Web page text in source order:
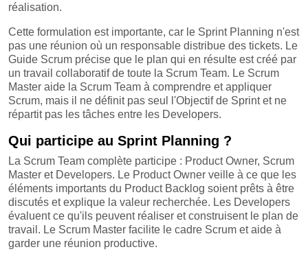
réalisation.
Cette formulation est importante, car le Sprint Planning n'est
pas une réunion où un responsable distribue des tickets. Le
Guide Scrum précise que le plan qui en résulte est créé par
un travail collaboratif de toute la Scrum Team. Le Scrum
Master aide la Scrum Team à comprendre et appliquer
Scrum, mais il ne définit pas seul l'Objectif de Sprint et ne
répartit pas les tâches entre les Developers.
Qui participe au Sprint Planning ?
La Scrum Team complète participe : Product Owner, Scrum
Master et Developers. Le Product Owner veille à ce que les
éléments importants du Product Backlog soient prêts à être
discutés et explique la valeur recherchée. Les Developers
évaluent ce qu'ils peuvent réaliser et construisent le plan de
travail. Le Scrum Master facilite le cadre Scrum et aide à
garder une réunion productive.